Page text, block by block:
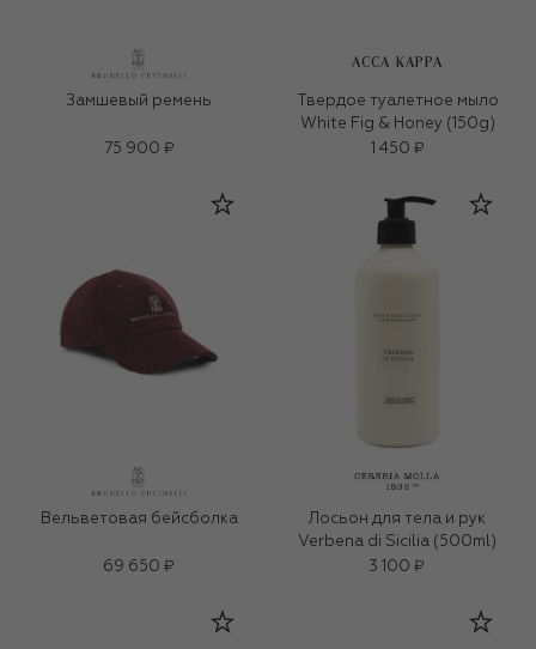
Замшевый ремень
75 900 ₽
ACCA KAPPA
Твердое туалетное мыло
White Fig & Honey (150g)
1 450 ₽
Вельветовая бейсболка
69 650 ₽
Лосьон для тела и рук
Verbena di Sicilia (500ml)
3 100 ₽